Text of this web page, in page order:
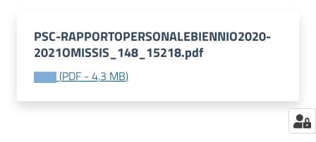
PSC-RAPPORTOPERSONALEBIENNIO2020-
2021OMISSIS_148_15218.pdf
(PDF - 4,3 MB)